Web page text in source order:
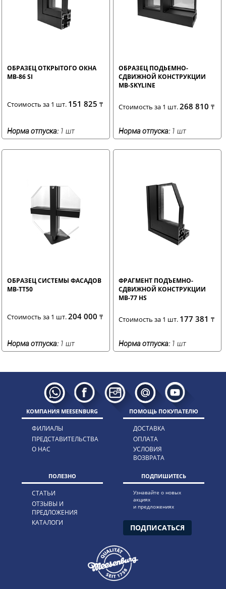
ОБРАЗЕЦ ОТКРЫТОГО ОКНА
MB-86 SI
Стоимость за 1 шт. 151 825 ₸
Норма отпуска: 1 шт
ОБРАЗЕЦ ПОДЬЕМНО-
СДВИЖНОЙ КОНСТРУКЦИИ
MB-SKYLINE
Стоимость за 1 шт.268 810₸
Норма отпуска: 1 шт
ОБРАЗЕЦ СИСТЕМЫ ФАСАДОВ
MB-TT50
Стоимость за 1 шт.204 000 ₸
Норма отпуска: 1 шт
ФРАГМЕНТ ПОДЪЕМНО-
СДВИЖНОЙ КОНСТРУКЦИИ
MB-77 HS
Стоимость за 1 шт. 177 381₸
Норма отпуска: 1 шт
КОМПАНИЯ MEESENBURG
ФИЛИАЛЫ
ПРЕДСТАВИТЕЛЬСТВА
О НАС
ПОМОЩЬ ПОКУПАТЕЛЮ
ДОСТАВКА
ОПЛАТА
УСЛОВИЯ
ВОЗВРАТА
ПОЛЕЗНО
СТАТЬИ
ОТЗЫВЫ И
ПРЕДЛОЖЕНИЯ
КАТАЛОГИ
ПОДПИШИТЕСЬ
Узнавайте о новых
акциях
и предложениях
ПОДПИСАТЬСЯ